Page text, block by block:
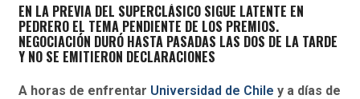
EN LA PREVIA DEL SUPERCLÁSICO SIGUE LATENTE EN
PEDRERO EL TEMA PENDIENTE DE LOS PREMIOS.
NEGOCIACIÓN DURÓ HASTA PASADAS LAS DOS DE LA TARDE
Y NO SE EMITIERON DECLARACIONES
A horas de enfrentar Universidad de Chile y a días de